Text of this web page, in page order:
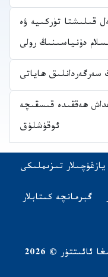
قىلىشتا تۈركىيە ۋە
دۇنياسىنىڭ رولى
ھاياتى
ھەققىدە قىسقىچە
ئوقۇشلۇق
يازغۇچىلار تىزىملىكى
گېرمانچە كىتابلار
(opens in new tab)
نەشر ھوقۇقى تۈركىستانىي كۇتۇپخانىسىغا ئائىتتۇر © 2026